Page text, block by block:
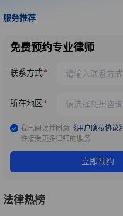
服务推荐
免费预约专业律师
联系方式
所在地区
我已阅读并同意 《用户隐私协议》
许接受更多律师的服务
立即预约
法律热榜